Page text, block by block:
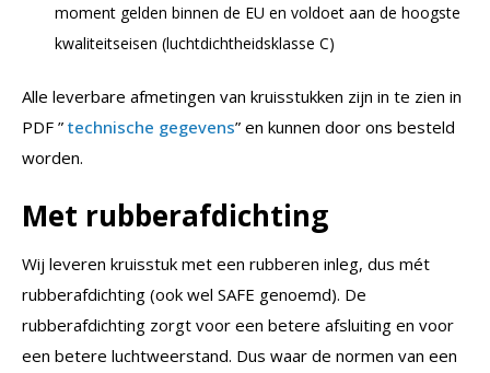
moment gelden binnen de EU en voldoet aan de hoogste
kwaliteitseisen (luchtdichtheidsklasse C)
Alle leverbare afmetingen van kruisstukken zijn in te zien in
PDF ” technische gegevens” en kunnen door ons besteld
worden.
Met rubberafdichting
Wij leveren kruisstuk met een rubberen inleg, dus mét
rubberafdichting (ook wel SAFE genoemd). De
rubberafdichting zorgt voor een betere afsluiting en voor
een betere luchtweerstand. Dus waar de normen van een